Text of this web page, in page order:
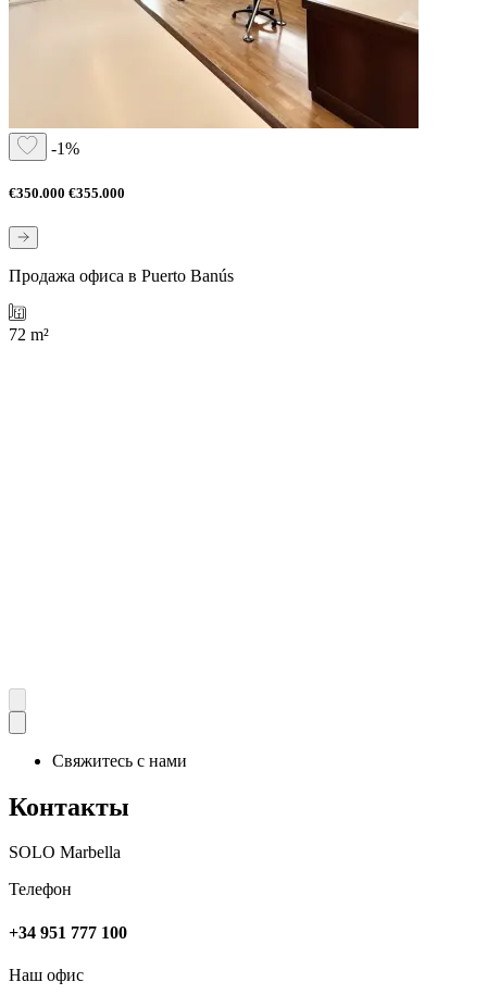
-1%
€350.000 €355.000
Продажа офиса в Puerto Banús
72 m²
Свяжитесь с нами
Контакты
SOLO Marbella
Телефон
+34 951 777 100
Наш офис